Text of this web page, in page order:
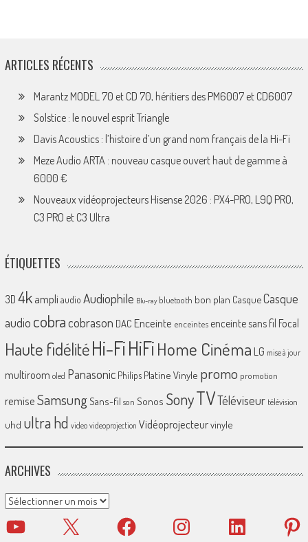
ARTICLES RÉCENTS
Marantz MODEL 70 et CD 70, héritiers des PM6007 et CD6007
Solstice : le nouvel esprit Triangle
Davis Acoustics : l’histoire d’un grand nom français de la Hi-Fi
Meze Audio ARTA : nouveau casque ouvert haut de gamme à
6000 €
Nouveaux vidéoprojecteurs Hisense 2026 : PX4-PRO, L9Q PRO,
C3 PRO et C3 Ultra
ÉTIQUETTES
3D 4k ampliaudio Audiophile Blu-ray bluetooth bon plan CasqueCasque
audio cobracobrason DAC Enceinte enceintes enceinte sans fil Focal
Haute fidélitéHi-FiHiFiHome Cinéma LG mise à jour
multiroom oled Panasonic Philips Platine Vinyle promo promotion
remiseSamsungSans-fil son Sonos SonyTVTéléviseur télévision
uhd ultra hd video videoprojection Vidéoprojecteurvinyle
ARCHIVES
Archives
YouTube X Facebook Instagram LinkedIn